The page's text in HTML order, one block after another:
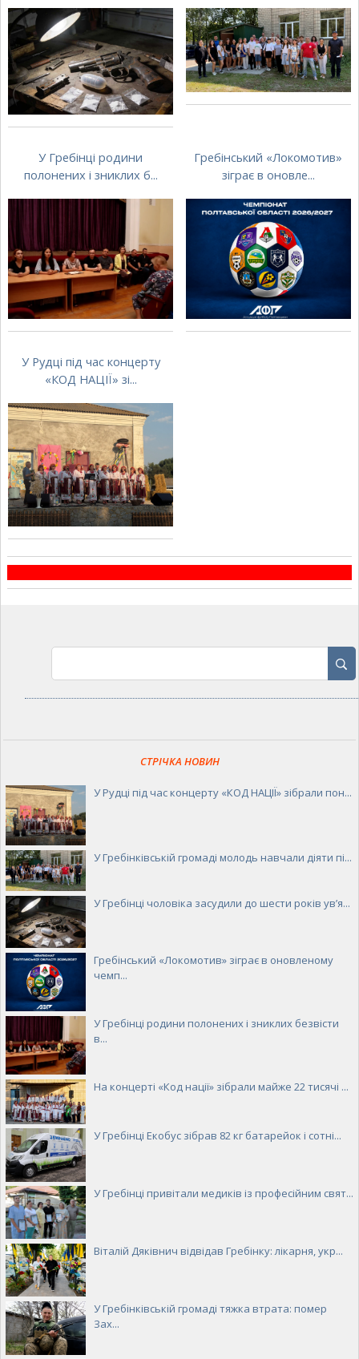
У Гребінці родини
полонених і зниклих б...
Гребінський «Локомотив»
зіграє в оновле...
У Рудці під час концерту
«КОД НАЦІЇ» зі...
СТРІЧКА НОВИН
У Рудці під час концерту «КОД НАЦІЇ» зібрали пон...
У Гребінківській громаді молодь навчали діяти пі...
У Гребінці чоловіка засудили до шести років ув’я...
Гребінський «Локомотив» зіграє в оновленому
чемп...
У Гребінці родини полонених і зниклих безвісти
в...
На концерті «Код нації» зібрали майже 22 тисячі ...
У Гребінці Екобус зібрав 82 кг батарейок і сотні...
У Гребінці привітали медиків із професійним свят...
Віталій Дяківнич відвідав Гребінку: лікарня, укр...
У Гребінківській громаді тяжка втрата: помер
Зах...